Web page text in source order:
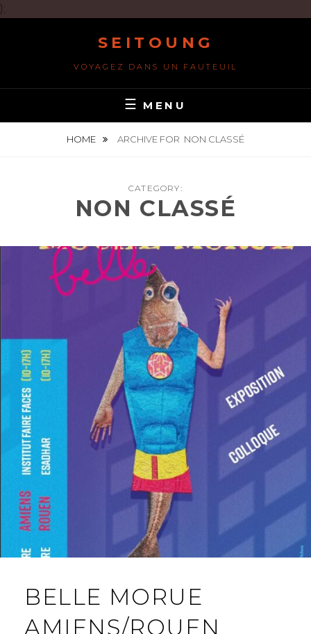
);
SEITOUNG
VOYAGEZ DANS UN FAUTEUIL
MENU
HOME ARCHIVE FOR NON CLASSÉ
CATEGORY:
NON CLASSÉ
BELLE MORUE
AMIENS/ROUEN